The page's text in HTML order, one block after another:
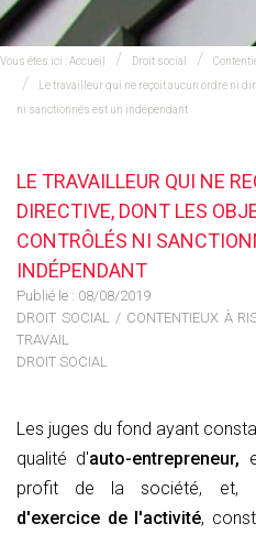
Vous êtes ici :Accueil Droit social
Le travailleur qui ne reçoit aucun ordre ni
ni sanctionnés est un indépendant
LE TRAVAILLEUR QUI NE
DIRECTIVE, DONT LES
CONTRÔLÉS NI
INDÉPENDANT
Publié le : 08/08/2019
DROIT SOCIAL/ CONTENTIEUX À
TRAVAIL
DROIT SOCIAL
Les juges du fond ayant
qualité d'auto-entrepreneur,
profit de la société, et,
d'exercice de l'activité,